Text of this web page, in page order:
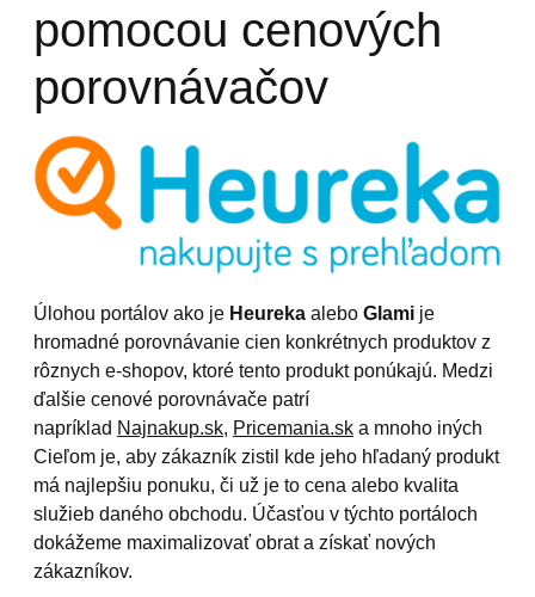
pomocou cenových
porovnávačov
Úlohou portálov ako je Heureka alebo Glami je
hromadné porovnávanie cien konkrétnych produktov z
rôznych e-shopov, ktoré tento produkt ponúkajú. Medzi
ďalšie cenové porovnávače patrí
napríklad Najnakup.sk, Pricemania.sk a mnoho iných
Cieľom je, aby zákazník zistil kde jeho hľadaný produkt
má najlepšiu ponuku, či už je to cena alebo kvalita
služieb daného obchodu. Účasťou v týchto portáloch
dokážeme maximalizovať obrat a získať nových
zákazníkov.